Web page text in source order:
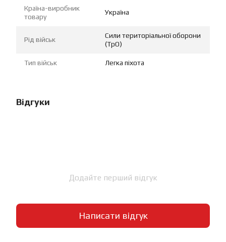
Країна-виробник
товару
Україна
Рід військ
Сили територіальної оборони
(ТрО)
Тип військ Легка піхота
Відгуки
Додайте перший відгук
Написати відгук